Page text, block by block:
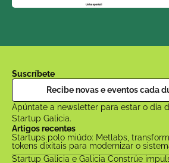
Artigos recentes
Startups polo miúdo: Metlabs,
tokens dixitais para modernizar o
Startup Galicia e Galicia Constrúe
Suscríbete
Recibe novas e eventos cada
Apúntate a newsletter para estar o día
Startup Galicia.